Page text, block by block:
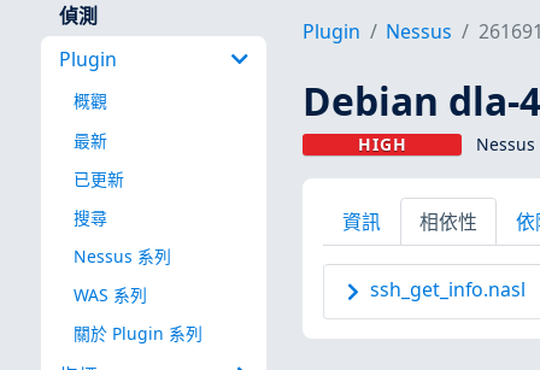
偵測
Plugin
概觀
最新
已更新
搜尋
Nessus 系列
WAS 系列
關於 Plugin 系列
Plugin Nessus
Debian dla-
HIGH
資訊 相依性 依
ssh_get_info.nasl